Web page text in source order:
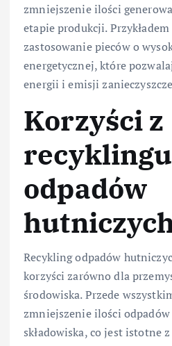
zmniejszenie ilości
etapie produkcji.
zastosowanie pieców o
energetycznej, które
energii i emisji
Korzyści z
recyklingu
odpadów
Recykling odpadów
korzyści zarówno dla
środowiska. Przede
zmniejszenie ilości
składowiska, co jest istotne